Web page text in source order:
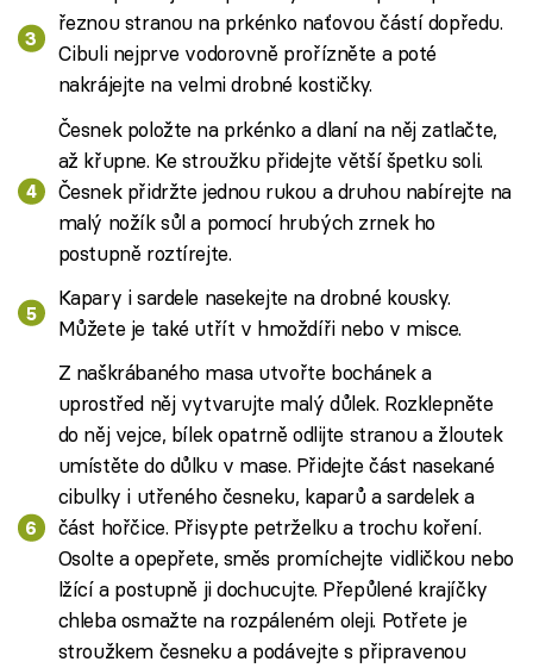
řeznou stranou na prkénko naťovou částí dopředu.
Cibuli nejprve vodorovně prořízněte a poté
nakrájejte na velmi drobné kostičky.
Česnek položte na prkénko a dlaní na něj zatlačte,
až křupne. Ke stroužku přidejte větší špetku soli.
Česnek přidržte jednou rukou a druhou nabírejte na
malý nožík sůl a pomocí hrubých zrnek ho
postupně roztírejte.
Kapary i sardele nasekejte na drobné kousky.
Můžete je také utřít v hmoždíři nebo v misce.
Z naškrábaného masa utvořte bochánek a
uprostřed něj vytvarujte malý důlek. Rozklepněte
do něj vejce, bílek opatrně odlijte stranou a žloutek
umístěte do důlku v mase. Přidejte část nasekané
cibulky i utřeného česneku, kaparů a sardelek a
část hořčice. Přisypte petrželku a trochu koření.
Osolte a opepřete, směs promíchejte vidličkou nebo
lžící a postupně ji dochucujte. Přepůlené krajíčky
chleba osmažte na rozpáleném oleji. Potřete je
stroužkem česneku a podávejte s připravenou